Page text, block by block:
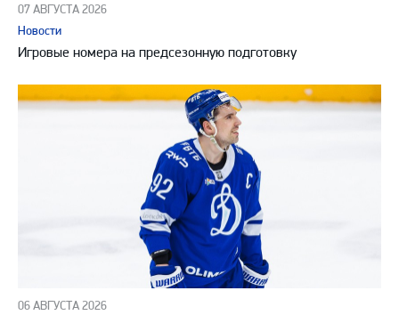
07 АВГУСТА 2026
Новости
Игровые номера на предсезонную подготовку
06 АВГУСТА 2026